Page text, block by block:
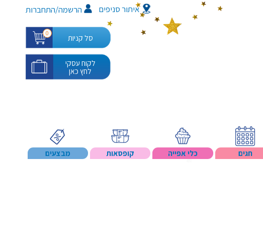
איתור סניפים הרשמה/התחברות
סל קניות 0
לקוח עסקי
לחץ כאן
חגים כלי אפייה קופסאות מבצעים